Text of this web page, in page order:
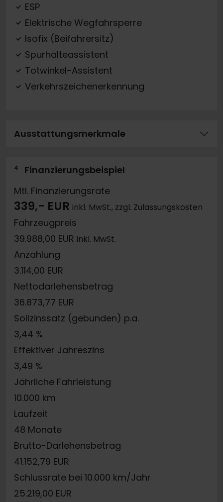
ESP
Elektrische Wegfahrsperre
Isofix (Beifahrersitz)
Spurhalteassistent
Totwinkel-Assistent
Verkehrszeichenerkennung
Ausstattungsmerkmale
4
Finanzierungsbeispiel
Mtl. Finanzierungsrate
339,- EUR inkl. MwSt., zzgl. Zulassungskosten
Fahrzeugpreis
39.988,00 EUR inkl. MwSt.
Anzahlung
3.114,00 EUR
Nettodarlehensbetrag
36.873,77 EUR
Sollzinssatz (gebunden) p.a.
3,44 %
Effektiver Jahreszins
3,49 %
Jährliche Fahrleistung
10.000 km
Laufzeit
48 Monate
Brutto-Darlehensbetrag
41.152,79 EUR
Schlussrate bei 10.000 km/Jahr
25.219,00 EUR